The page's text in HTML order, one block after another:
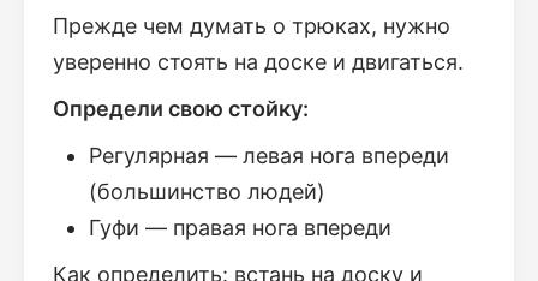
Прежде чем думать о трюках, нужно
уверенно стоять на доске и двигаться.
Определи свою стойку:
Регулярная — левая нога впереди
(большинство людей)
Гуфи — правая нога впереди
Как определить: встань на доску и